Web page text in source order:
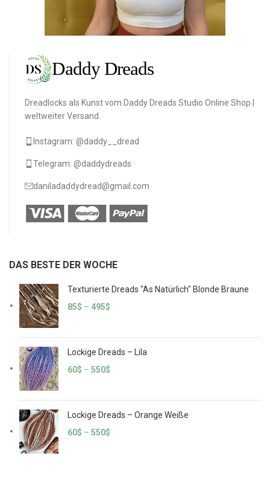
Dreadlocks als Kunst vom Daddy Dreads Studio Online Shop |
weltweiter Versand.
Instagram: @daddy__dread
Telegram: @daddydreads
daniladaddydread@gmail.com
DAS BESTE DER WOCHE
Texturierte Dreads "As Natürlich" Blonde Braune
85$ – 495$
Lockige Dreads – Lila
60$ – 550$
Lockige Dreads – Orange Weiße
60$ – 550$